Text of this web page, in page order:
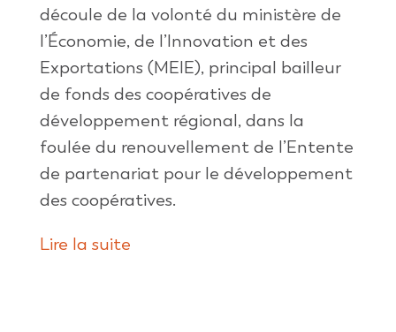
découle de la volonté du ministère de
l’Économie, de l’Innovation et des
Exportations (MEIE), principal bailleur
de fonds des coopératives de
développement régional, dans la
foulée du renouvellement de l’Entente
de partenariat pour le développement
des coopératives.
Lire la suite